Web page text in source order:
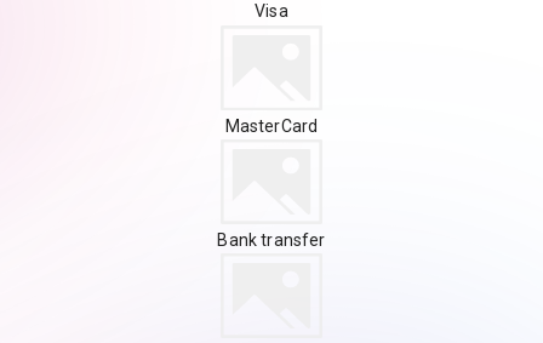
Visa
MasterCard
Bank transfer